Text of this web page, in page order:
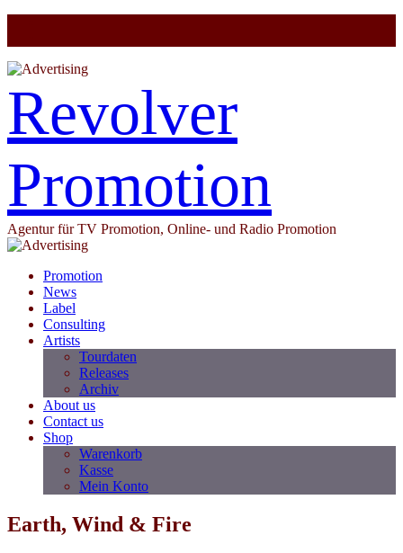
Revolver
Promotion
Agentur für TV Promotion, Online- und Radio Promotion
Promotion
News
Label
Consulting
Artists
Tourdaten
Releases
Archiv
About us
Contact us
Shop
Warenkorb
Kasse
Mein Konto
Earth, Wind & Fire